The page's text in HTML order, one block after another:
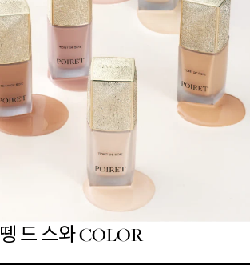
뗑 드 스와 COLOR